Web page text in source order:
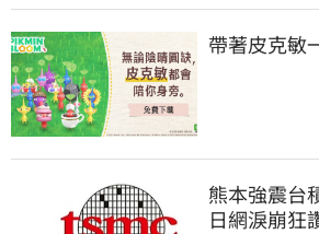
帶著皮克敏
熊本強震台
日網淚崩狂